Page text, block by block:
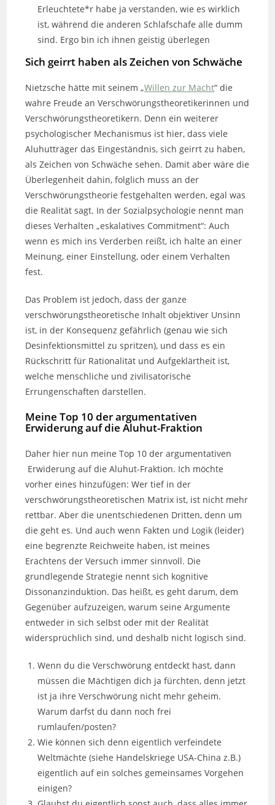
Erleuchtete*r habe ja verstanden, wie es wirklich
ist, während die anderen Schlafschafe alle dumm
sind. Ergo bin ich ihnen geistig überlegen
Sich geirrt haben als Zeichen von Schwäche
Nietzsche hätte mit seinem „Willen zur Macht“ die
wahre Freude an Verschwörungstheoretikerinnen und
Verschwörungstheoretikern. Denn ein weiterer
psychologischer Mechanismus ist hier, dass viele
Aluhutträger das Eingeständnis, sich geirrt zu haben,
als Zeichen von Schwäche sehen. Damit aber wäre die
Überlegenheit dahin, folglich muss an der
Verschwörungstheorie festgehalten werden, egal was
die Realität sagt. In der Sozialpsychologie nennt man
dieses Verhalten „eskalatives Commitment“: Auch
wenn es mich ins Verderben reißt, ich halte an einer
Meinung, einer Einstellung, oder einem Verhalten
fest.
Das Problem ist jedoch, dass der ganze
verschwörungstheoretische Inhalt objektiver Unsinn
ist, in der Konsequenz gefährlich (genau wie sich
Desinfektionsmittel zu spritzen), und dass es ein
Rückschritt für Rationalität und Aufgeklärtheit ist,
welche menschliche und zivilisatorische
Errungenschaften darstellen.
Meine Top 10 der argumentativen
Erwiderung auf die Aluhut-Fraktion
Daher hier nun meine Top 10 der argumentativen
Erwiderung auf die Aluhut-Fraktion. Ich möchte
vorher eines hinzufügen: Wer tief in der
verschwörungstheoretischen Matrix ist, ist nicht mehr
rettbar. Aber die unentschiedenen Dritten, denn um
die geht es. Und auch wenn Fakten und Logik (leider)
eine begrenzte Reichweite haben, ist meines
Erachtens der Versuch immer sinnvoll. Die
grundlegende Strategie nennt sich kognitive
Dissonanzinduktion. Das heißt, es geht darum, dem
Gegenüber aufzuzeigen, warum seine Argumente
entweder in sich selbst oder mit der Realität
widersprüchlich sind, und deshalb nicht logisch sind.
Wenn du die Verschwörung entdeckt hast, dann
müssen die Mächtigen dich ja fürchten, denn jetzt
ist ja ihre Verschwörung nicht mehr geheim.
Warum darfst du dann noch frei
rumlaufen/posten?
Wie können sich denn eigentlich verfeindete
Weltmächte (siehe Handelskriege USA-China z.B.)
eigentlich auf ein solches gemeinsames Vorgehen
einigen?